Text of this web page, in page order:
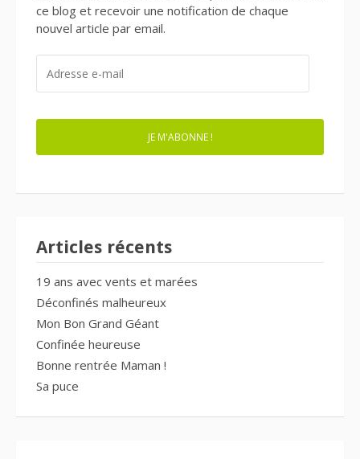
ce blog et recevoir une notification de chaque
nouvel article par email.
MAIL
JE M'ABONNE !
Articles récents
19 ans avec vents et marées
Déconfinés malheureux
Mon Bon Grand Géant
Confinée heureuse
Bonne rentrée Maman !
Sa puce